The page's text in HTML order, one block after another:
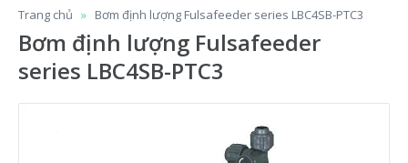
Trang chủ Bơm định lượng Fulsafeeder series LBC4SB-PTC3
Bơm định lượng Fulsafeeder
series LBC4SB-PTC3